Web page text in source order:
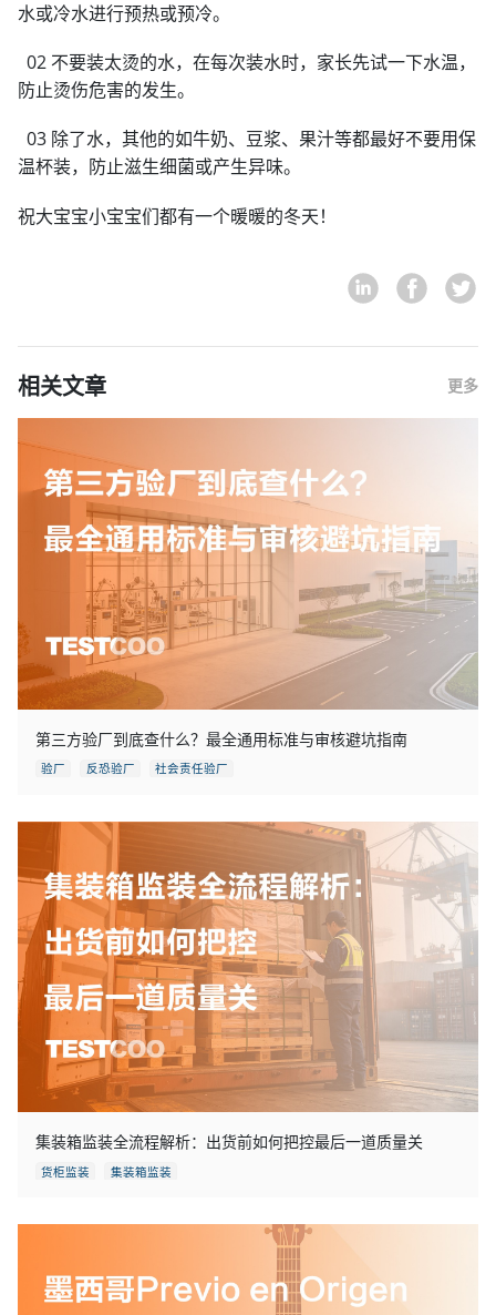
水或冷水进行预热或预冷。
02 不要装太烫的水，在每次装水时，家长先试一下水温，
防止烫伤危害的发生。
03 除了水，其他的如牛奶、豆浆、果汁等都最好不要用保
温杯装，防止滋生细菌或产生异味。
祝大宝宝小宝宝们都有一个暖暖的冬天！
相关文章 更多
第三方验厂到底查什么？最全通用标准与审核避坑指南
验厂 反恐验厂 社会责任验厂
集装箱监装全流程解析：出货前如何把控最后一道质量关
货柜监装 集装箱监装